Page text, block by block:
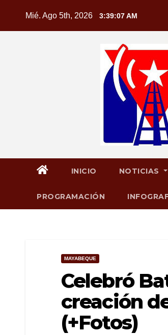
Mié. Ago 5th, 2026 3:39:08 AM
INICIO NOTICIAS
PROGRAMACIÓN
MAYABEQUE
Celebró
creación
(+Fotos)